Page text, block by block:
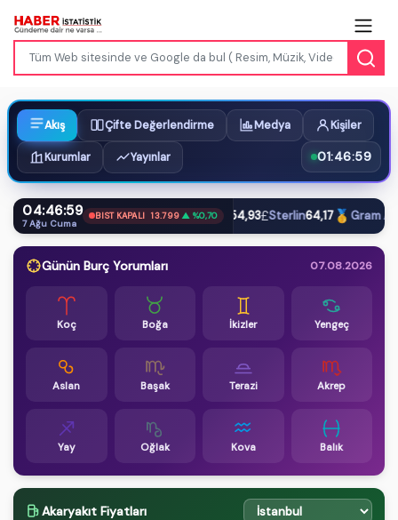
Akış Çifte Değerlendirme Medya Kişiler
Kurumlar Yayınlar 01:47:00
04:47:00
7 Ağu Cuma
BIST KAPALI 13.799▲ %0,70
$Dolar47,59€Euro 54,93£Sterlin64,17🥇Gram
Günün Burç Yorumları 07.08.2026
Koç Boğa İkizler Yengeç
Aslan Başak Terazi Akrep
Yay Oğlak Kova Balık
Akaryakıt Fiyatları